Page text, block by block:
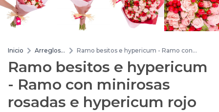
Inicio
Arreglos
Ramo besitos e hypericum - Ramo con
Ramo besitos e hypericum
- Ramo con minirosas
rosadas e hypericum rojo